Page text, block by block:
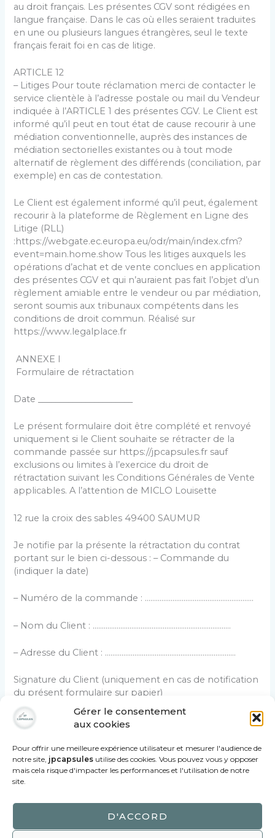
Gérer le consentement
aux cookies
Pour offrir une meilleure expérience utilisateur et mesurer l'audience de
notre site, jpcapsules utilise des cookies. Vous pouvez vous y opposer
mais cela risque d'impacter les performances et l'utilisation de notre
site.
D'ACCORD
au droit français. Les présentes CGV sont rédigées en
langue française. Dans le cas où elles seraient traduites
en une ou plusieurs langues étrangères, seul le texte
français ferait foi en cas de litige.
ARTICLE 12
– Litiges Pour toute réclamation merci de contacter le
service clientèle à l’adresse postale ou mail du Vendeur
indiquée à l’ARTICLE 1 des présentes CGV. Le Client est
informé qu’il peut en tout état de cause recourir à une
médiation conventionnelle, auprès des instances de
médiation sectorielles existantes ou à tout mode
alternatif de règlement des différends (conciliation, par
exemple) en cas de contestation.
Le Client est également informé qu’il peut, également
recourir à la plateforme de Règlement en Ligne des
Litige (RLL)
:https://webgate.ec.europa.eu/odr/main/index.cfm?
event=main.home.show Tous les litiges auxquels les
opérations d’achat et de vente conclues en application
des présentes CGV et qui n’auraient pas fait l’objet d’un
règlement amiable entre le vendeur ou par médiation,
seront soumis aux tribunaux compétents dans les
conditions de droit commun. Réalisé sur
https://www.legalplace.fr
ANNEXE I
Formulaire de rétractation
Date ______________________
Le présent formulaire doit être complété et renvoyé
uniquement si le Client souhaite se rétracter de la
commande passée sur https://jpcapsules.fr sauf
exclusions ou limites à l’exercice du droit de
rétractation suivant les Conditions Générales de Vente
applicables. A l’attention de MICLO Louisette
12 rue la croix des sables 49400 SAUMUR
Je notifie par la présente la rétractation du contrat
portant sur le bien ci-dessous : – Commande du
(indiquer la date)
– Numéro de la commande : …………………………………………………..
– Nom du Client : …………………………………………………………………
– Adresse du Client : ……………………………………………………………..
Signature du Client (uniquement en cas de notification
du présent formulaire sur papier)
capsules de Champagne Propriétaires et